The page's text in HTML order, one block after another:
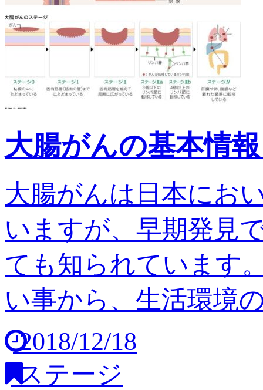
大腸がんの基本情
大腸がんは日本にお
いますが、早期発見
ても知られています
い事から、生活環境
2018/12/18
ステージ